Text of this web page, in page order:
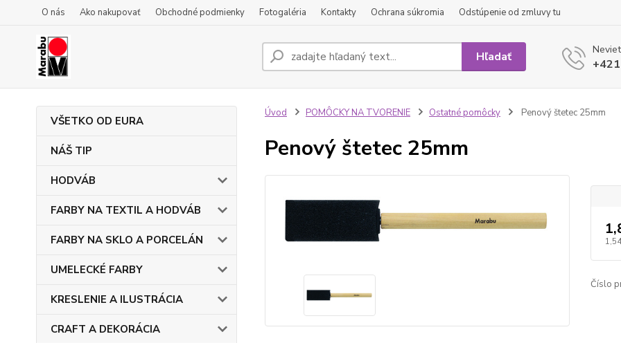
O nás Ako nakupovať Obchodné podmienky Fotogaléria Kontakty Ochrana súkromia Odstúpenie od zmluvy tu
Hľadať
VŠETKO OD EURA
NÁŠ TIP
HODVÁB
FARBY NA TEXTIL A HODVÁB
FARBY NA SKLO A PORCELÁN
UMELECKÉ FARBY
KRESLENIE A ILUSTRÁCIA
CRAFT A DEKORÁCIA
Úvod POMÔCKY NA TVORENIE Ostatné pomôcky Penový štetec 25mm
Penový štetec 25mm
Číslo